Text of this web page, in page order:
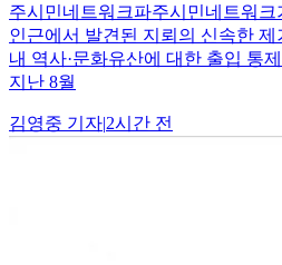
주시민네트워크파주시민네트워
인근에서 발견된 지뢰의 신속한
내 역사·문화유산에 대한 출입 통
지난 8월
김영중 기자|2시간 전